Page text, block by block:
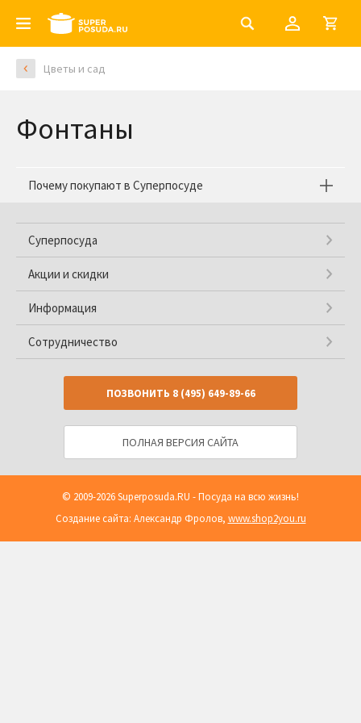
Цветы и сад
Фонтаны
Почему покупают в Суперпосуде
Суперпосуда
Акции и скидки
Информация
Сотрудничество
ПОЗВОНИТЬ 8 (495) 649-89-66
ПОЛНАЯ ВЕРСИЯ САЙТА
© 2009-2026Superposuda.RU - Посуда на всю жизнь!
Создание сайта: Александр Фролов, www.shop2you.ru